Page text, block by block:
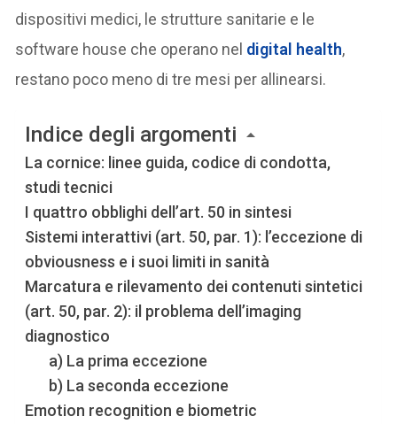
dispositivi medici, le strutture sanitarie e le
software house che operano nel digital health,
restano poco meno di tre mesi per allinearsi.
Indice degli argomenti
La cornice: linee guida, codice di condotta,
studi tecnici
I quattro obblighi dell’art. 50 in sintesi
Sistemi interattivi (art. 50, par. 1): l’eccezione di
obviousness e i suoi limiti in sanità
Marcatura e rilevamento dei contenuti sintetici
(art. 50, par. 2): il problema dell’imaging
diagnostico
a) La prima eccezione
b) La seconda eccezione
Emotion recognition e biometric